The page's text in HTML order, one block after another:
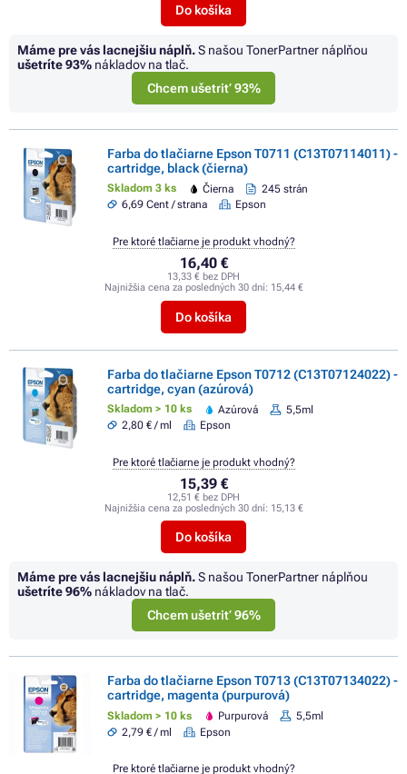
Do košíka
Máme pre vás lacnejšiu náplň.S našou TonerPartner náplňou
ušetríte93% nákladov na tlač.
Chcem ušetriť 93%
Farba do tlačiarne Epson T0711 (C13T07114011) -
cartridge, black (čierna)
Skladom 3 ks Čierna
245 strán
6,69 Cent / strana
Epson
16,40 €
13,33 € bez DPH
Najnižšia cena za posledných 30 dní: 15,44 €
Do košíka
Pre ktoré tlačiarne je produkt vhodný?
Farba do tlačiarne Epson T0712 (C13T07124022) -
cartridge, cyan (azúrová)
Skladom > 10 ks Azúrová
5,5ml
2,80 € / ml
Epson
15,39 €
12,51 € bez DPH
Najnižšia cena za posledných 30 dní: 15,13 €
Do košíka
Pre ktoré tlačiarne je produkt vhodný?
Máme pre vás lacnejšiu náplň.S našou TonerPartner náplňou
ušetríte96% nákladov na tlač.
Chcem ušetriť 96%
Farba do tlačiarne Epson T0713 (C13T07134022) -
cartridge, magenta (purpurová)
Skladom > 10 ks Purpurová
5,5ml
2,79 € / ml
Epson
Pre ktoré tlačiarne je produkt vhodný?